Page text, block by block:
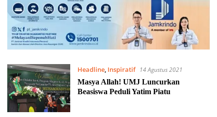
Headline, Inspiratif
14 Agustus 2021
Masya Allah! UMJ Luncurkan
Beasiswa Peduli Yatim Piatu